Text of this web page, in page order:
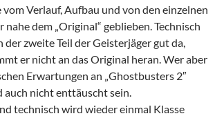
Verlauf, Aufbau und von den einzelnen
nahe dem „Original“ geblieben. Technisch
der zweite Teil der Geisterjäger gut da,
er nicht an das Original heran. Wer aber
Erwartungen an „Ghostbusters 2″
nicht enttäuscht sein.
technisch wird wieder einmal Klasse